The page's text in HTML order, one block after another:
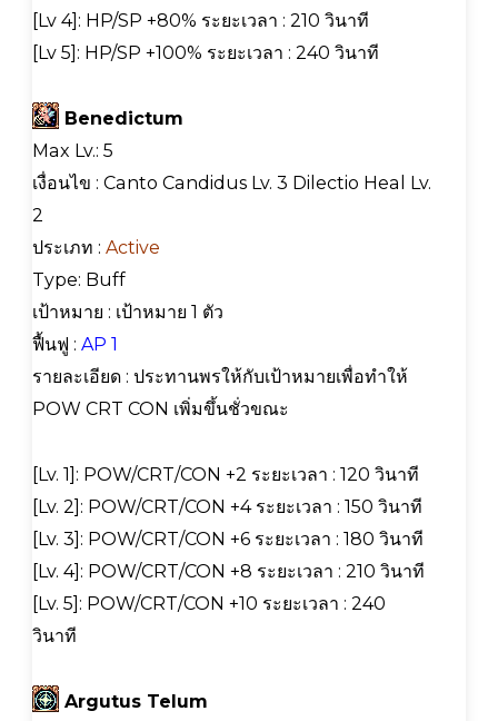
[Lv 4]: HP/SP +80% ระยะเวลา : 210 วินาที
[Lv 5]: HP/SP +100% ระยะเวลา : 240 วินาที
Benedictum
Max Lv.: 5
เงื่อนไข : Canto Candidus Lv. 3 Dilectio Heal Lv.
2
ประเภท : Active
Type: Buff
เป้าหมาย : เป้าหมาย 1 ตัว
ฟื้นฟู : AP 1
รายละเอียด : ประทานพรให้กับเป้าหมายเพื่อทำให้
POW CRT CON เพิ่มขึ้นชั่วขณะ
[Lv. 1]: POW/CRT/CON +2 ระยะเวลา : 120 วินาที
[Lv. 2]: POW/CRT/CON +4 ระยะเวลา : 150 วินาที
[Lv. 3]: POW/CRT/CON +6 ระยะเวลา : 180 วินาที
[Lv. 4]: POW/CRT/CON +8 ระยะเวลา : 210 วินาที
[Lv. 5]: POW/CRT/CON +10 ระยะเวลา : 240
วินาที
Argutus Telum